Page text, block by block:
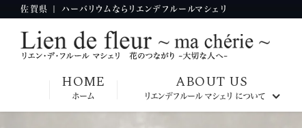
佐賀県 | ハーバリウムならリエンデフルールマシェリ
HOME
ホーム
ABOUT US
リエンデフルール マシェリ について